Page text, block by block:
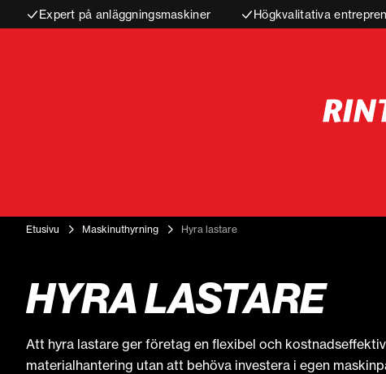
Expert på anläggningsmaskiner Högkvalitativa
Etusivu Maskinuthyrning Hyra lastare
HYRA LASTARE
Att hyra lastare ger företag en flexibel och
materialhantering utan att behöva investera i egen